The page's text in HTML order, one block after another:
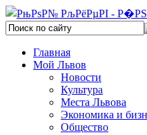
Главная
Мой Львов
Новости
Культура
Места Львова
Экономика и
Общество